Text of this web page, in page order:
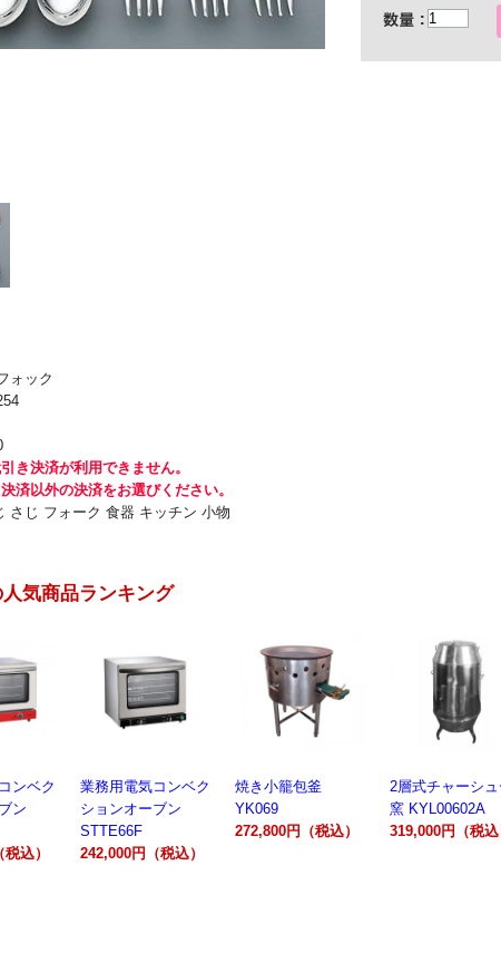
ォック
き決済が利用できません。
済以外の決済をお選びください。
さじ フォーク 食器 キッチン 小物
気商品ランキング
ク
業務用電気コンベク
ションオーブン
STTE66F
242,000円（税込）
焼き小籠包釜
YK069
272,800円（税込）
2層式チャーシュー
窯 KYL00602A
319,000円（税込）